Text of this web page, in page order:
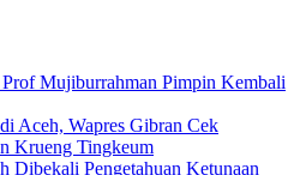
Mujiburrahman Pimpin Kembali
Aceh, Wapres Gibran Cek
Krueng Tingkeum
Dibekali Pengetahuan Ketunaan